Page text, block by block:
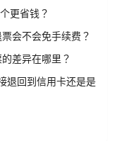
更省钱？
会不会免手续费？
差异在哪里？
退回到信用卡还是是